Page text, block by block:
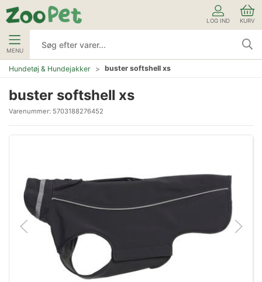
LOG IND KURV
MENU
Hundetøj & Hundejakker buster softshell xs
buster softshell xs
Varenummer: 5703188276452